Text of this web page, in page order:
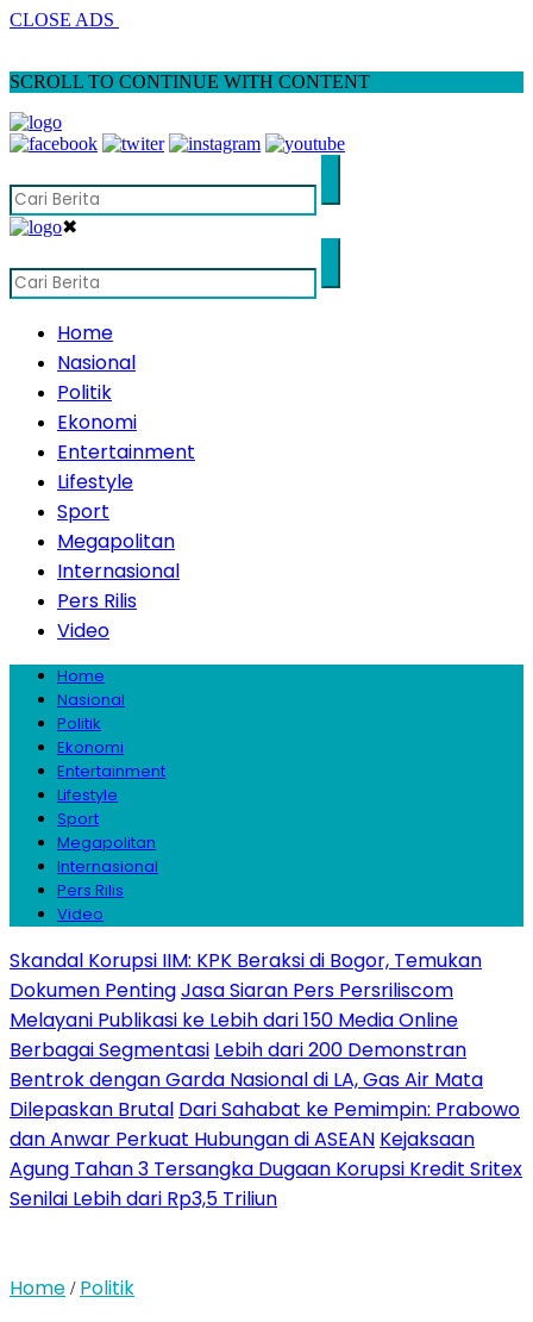
CLOSE ADS
SCROLL TO CONTINUE WITH CONTENT
✖
Home
Nasional
Politik
Ekonomi
Entertainment
Lifestyle
Sport
Megapolitan
Internasional
Pers Rilis
Video
Home
Nasional
Politik
Ekonomi
Entertainment
Lifestyle
Sport
Megapolitan
Internasional
Pers Rilis
Video
Skandal Korupsi IIM: KPK Beraksi di Bogor, Temukan
Dokumen PentingJasa Siaran Pers Persriliscom
Melayani Publikasi ke Lebih dari 150 Media Online
Berbagai Segmentasi Lebih dari 200 Demonstran
Bentrok dengan Garda Nasional di LA, Gas Air Mata
Dilepaskan Brutal Dari Sahabat ke Pemimpin: Prabowo
dan Anwar Perkuat Hubungan di ASEAN Kejaksaan
Agung Tahan 3 Tersangka Dugaan Korupsi Kredit Sritex
Senilai Lebih dari Rp3,5 Triliun
Home / Politik